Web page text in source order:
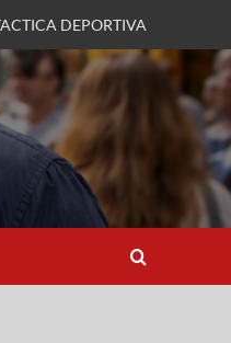
DEPORTIVA